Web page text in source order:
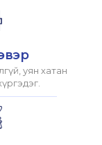
уян хатан